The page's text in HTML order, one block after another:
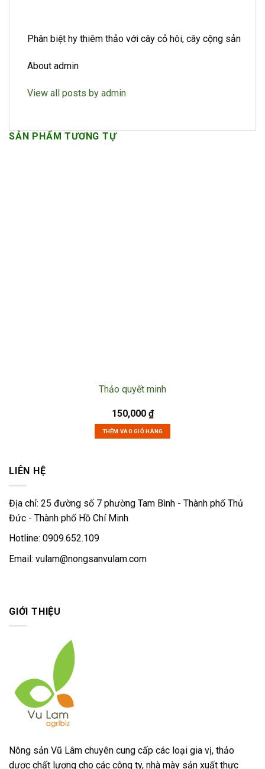
Phân biệt hy thiêm thảo với cây cỏ hôi, cây cộng sản
About admin
View all posts by admin
SẢN PHẨM TƯƠNG TỰ
Thảo quyết minh
150,000 ₫
THÊM VÀO GIỎ HÀNG
LIÊN HỆ
Địa chỉ: 25 đường số 7 phường Tam Bình - Thành phố Thủ
Đức - Thành phố Hồ Chí Minh
Hotline: 0909.652.109
Email: vulam@nongsanvulam.com
GIỚI THIỆU
Nông sản Vũ Lâm chuyên cung cấp các loại gia vị, thảo
dược chất lượng cho các công ty, nhà mày sản xuất thực